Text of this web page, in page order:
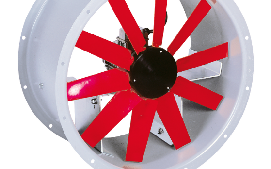
eléctrico.
Lighting and
Electrical
Equipment
Complete
solutions in
lighting and
electrical